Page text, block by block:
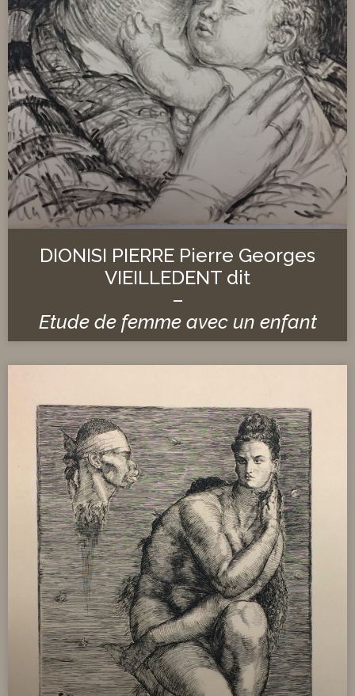
DIONISI PIERRE Pierre Georges
VIEILLEDENT dit
–
Etude de femme avec un enfant